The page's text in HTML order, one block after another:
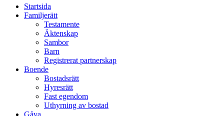
Startsida
Familjerätt
Testamente
Äktenskap
Sambor
Barn
Registrerat partnerskap
Boende
Bostadsrätt
Hyresrätt
Fast egendom
Uthyrning av bostad
Gåva